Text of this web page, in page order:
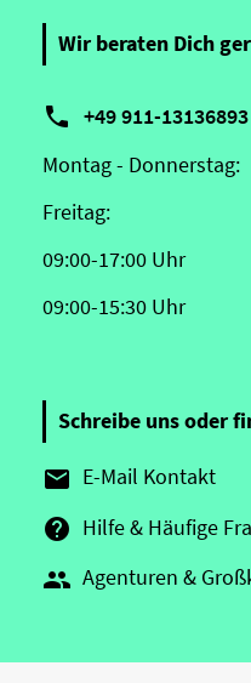
Wir beraten Dich
 +49 911-13136893
Montag - Donnerstag:
Freitag:
09:00-17:00 Uhr
09:00-15:30 Uhr
Schreibe uns oder
 E-Mail Kontakt
 Hilfe & Häufige
 Agenturen &